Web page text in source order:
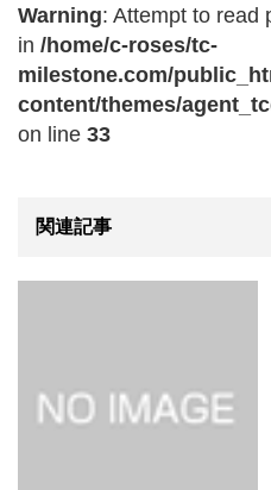
Warning: Attempt to read
in /home/c-roses/tc-
milestone.com/
content/themes/
on line 33
関連記事